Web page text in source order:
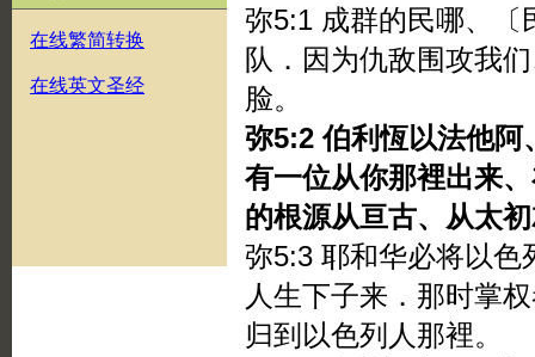
在线繁简转换
在线英文圣经
弥5:1 成群的民哪、〔
队．因为仇敌围攻我
脸。
弥5:2 伯利恆以法他阿
有一位从你那裡出来
的根源从亘古、从太
弥5:3 耶和华必将以色
人生下子来．那时掌
归到以色列人那裡。